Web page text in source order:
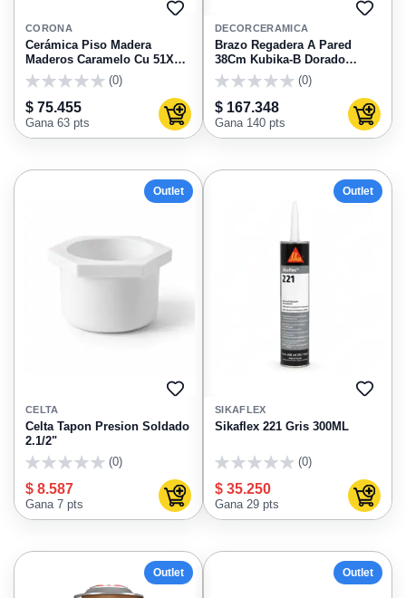
AGREGAR
FAVORITOS
CORONA
Cerámica Piso Madera
Maderos Caramelo Cu 51X51
Caja X 2.34 M2 Corona
(0)
$ 75.455
Gana 63 pts Agregar al carrito
DECORCERAMICA
Brazo Regadera A Pared
38Cm Kubika-B Dorado
Kg25Do133
(0)
$ 167.348
Gana 140 pts
Outlet
AGREGAR
FAVORITOS
CELTA
Celta Tapon Presion Soldado
2.1/2"
(0)
$ 8.587
Gana 7 pts Agregar al carrito
Outlet
SIKAFLEX
Sikaflex 221 Gris 300ML
(0)
$ 35.250
Gana 29 pts
Outlet Outlet